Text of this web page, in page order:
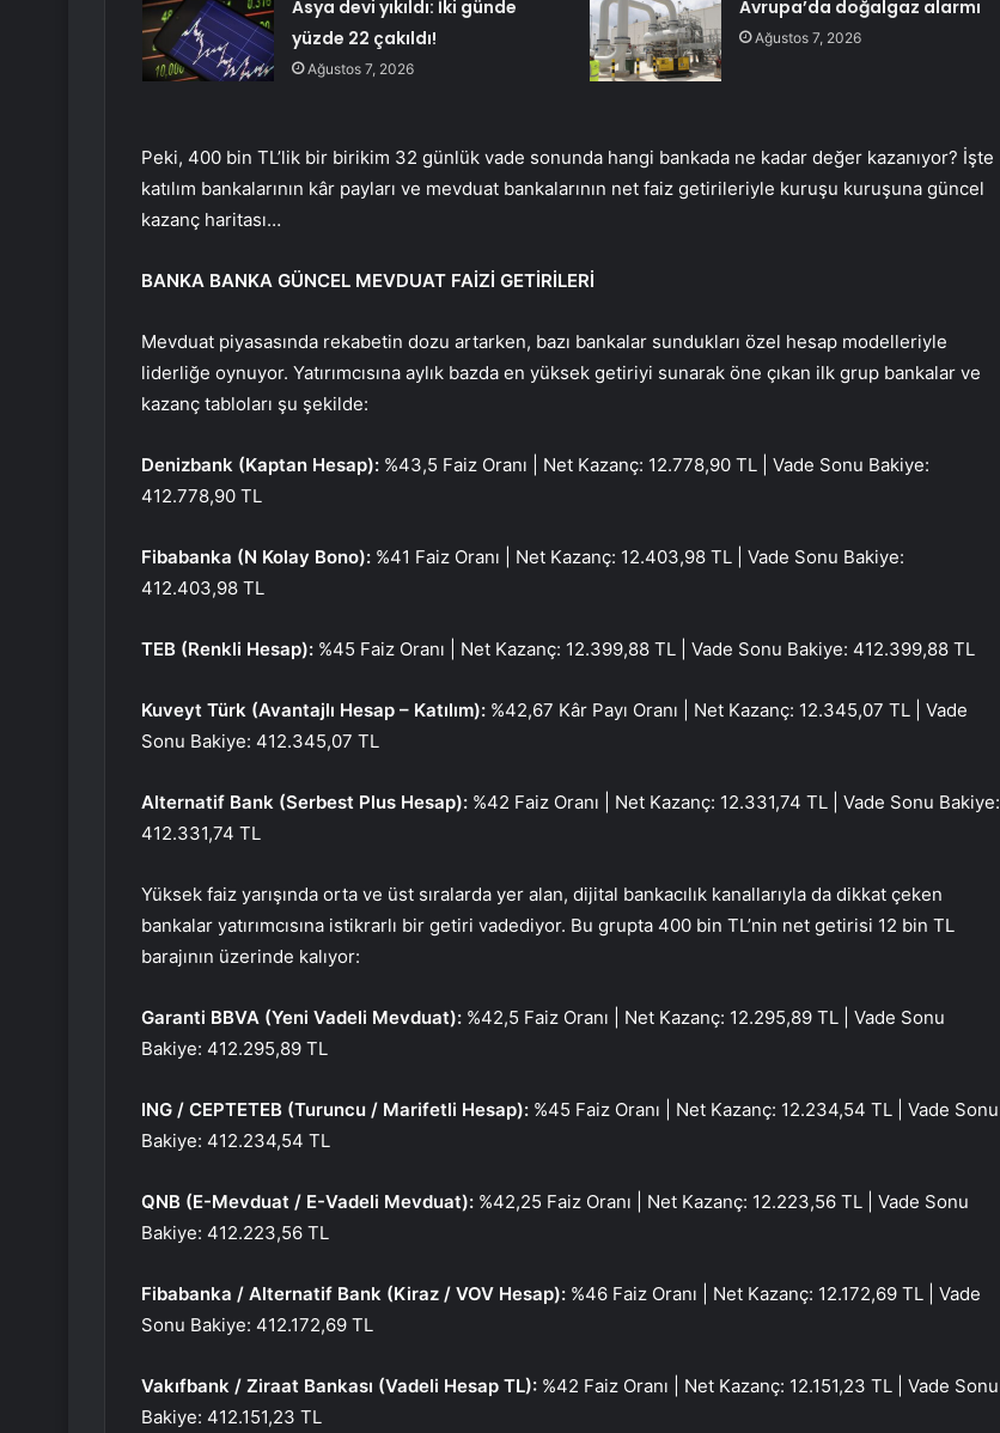
Asya devi yıkıldı: İki günde
yüzde 22 çakıldı!
Ağustos 7, 2026
Avrupa’da doğalgaz alarmı
Ağustos 7, 2026
Peki, 400 bin TL’lik bir birikim 32 günlük vade sonunda hangi bankada ne kadar değer kazanıyor? İşte
katılım bankalarının kâr payları ve mevduat bankalarının net faiz getirileriyle kuruşu kuruşuna güncel
kazanç haritası…
BANKA BANKA GÜNCEL MEVDUAT FAİZİ GETİRİLERİ
Mevduat piyasasında rekabetin dozu artarken, bazı bankalar sundukları özel hesap modelleriyle
liderliğe oynuyor. Yatırımcısına aylık bazda en yüksek getiriyi sunarak öne çıkan ilk grup bankalar ve
kazanç tabloları şu şekilde:
Denizbank (Kaptan Hesap): %43,5 Faiz Oranı | Net Kazanç: 12.778,90 TL | Vade Sonu Bakiye:
412.778,90 TL
Fibabanka (N Kolay Bono): %41 Faiz Oranı | Net Kazanç: 12.403,98 TL | Vade Sonu Bakiye:
412.403,98 TL
TEB (Renkli Hesap): %45 Faiz Oranı | Net Kazanç: 12.399,88 TL | Vade Sonu Bakiye: 412.399,88 TL
Kuveyt Türk (Avantajlı Hesap – Katılım): %42,67 Kâr Payı Oranı | Net Kazanç: 12.345,07 TL | Vade
Sonu Bakiye: 412.345,07 TL
Alternatif Bank (Serbest Plus Hesap): %42 Faiz Oranı | Net Kazanç: 12.331,74 TL | Vade Sonu Bakiye:
412.331,74 TL
Yüksek faiz yarışında orta ve üst sıralarda yer alan, dijital bankacılık kanallarıyla da dikkat çeken
bankalar yatırımcısına istikrarlı bir getiri vadediyor. Bu grupta 400 bin TL’nin net getirisi 12 bin TL
barajının üzerinde kalıyor:
Garanti BBVA (Yeni Vadeli Mevduat): %42,5 Faiz Oranı | Net Kazanç: 12.295,89 TL | Vade Sonu
Bakiye: 412.295,89 TL
ING / CEPTETEB (Turuncu / Marifetli Hesap): %45 Faiz Oranı | Net Kazanç: 12.234,54 TL | Vade Sonu
Bakiye: 412.234,54 TL
QNB (E-Mevduat / E-Vadeli Mevduat): %42,25 Faiz Oranı | Net Kazanç: 12.223,56 TL | Vade Sonu
Bakiye: 412.223,56 TL
Fibabanka / Alternatif Bank (Kiraz / VOV Hesap): %46 Faiz Oranı | Net Kazanç: 12.172,69 TL | Vade
Sonu Bakiye: 412.172,69 TL
Vakıfbank / Ziraat Bankası (Vadeli Hesap TL): %42 Faiz Oranı | Net Kazanç: 12.151,23 TL | Vade Sonu
Bakiye: 412.151,23 TL